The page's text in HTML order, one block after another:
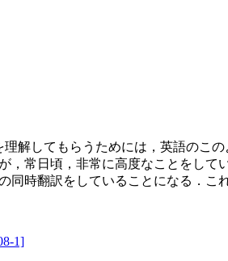
解してもらうためには，英語のこ
常日頃，非常に高度なことをし
時翻訳をしていることになる．こ
1]